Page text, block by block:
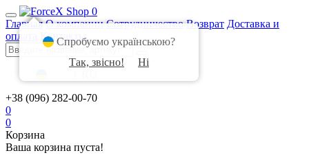
0
Главная О компании Сотрудничество Возврат Доставка и
оплата
Контакты
+38 (096) 282-00-70
0
0
Корзина
Ваша корзина пуста!
Спробуємо українською?
Так, звісно!
Ні